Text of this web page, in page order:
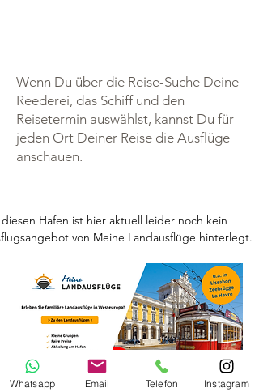
Wenn Du über die Reise-Suche Deine
Reederei, das Schiff und den
Reisetermin auswählst, kannst Du für
jeden Ort Deiner Reise die Ausflüge
anschauen.
Hafen ist hier aktuell leider noch kein
von Meine Landausflüge hinterlegt.
Whatsapp Email Telefon Instagram